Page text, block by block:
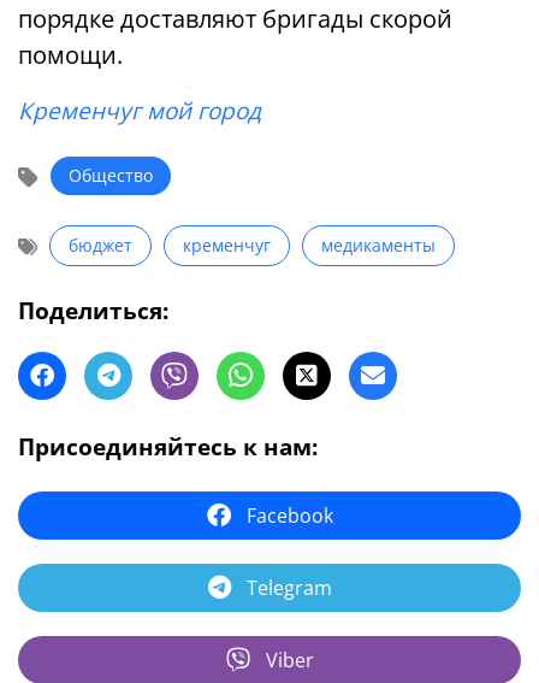
порядке доставляют бригады скорой
помощи.
Кременчуг мой город
Общество
бюджет кременчуг медикаменты
Поделиться:
Присоединяйтесь к нам:
Facebook
Telegram
Viber